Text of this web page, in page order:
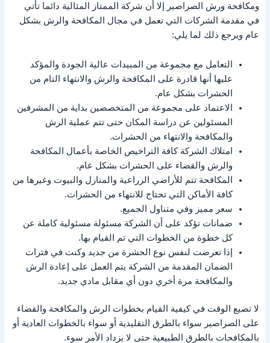
ومكافحة ورش الصراصير إلا أن شركة الممتاز المثالية دائما تأتي
في مقدمة الشركات التي تعمل في مجال المكافحة والرش بشكل
عام ويرجع ذلك لما يلي:
التعامل مع مجموعة من المبيدات عالية الجودة والمؤكد
عليها أنها قادرة على المكافحة والرش والانتهاء التام من
الحشرات بشكل عام.
الاعتماد على مجموعة من المتخصصين بداية من المشرفين
المسئولين عن دراسة المكان حتى تتم عملية الرش
والمكافحة والانتهاء من الحشرات.
امتلاك الشركة كافة التراخيص الخاصة بأعمال المكافحة
والرش والقضاء على الحشرات بشكل عام.
المكافحة تتم للأراضي الزراعية والمنازل والبيوت وغيرها من
كافة الأماكن التي تحتاج للانتهاء من الحشرات.
سعر مميز وفي متناول الجميع.
ضمانات تؤكد على أن الشركة مسئولة مسئولية كاملة عن
كل خطوة من الخطوات التي تم القيام بها.
إذا تعرضت لنفس نوع الحشرة من جديد وكنت في فترات
الضمان المقدمة من الشركة يتم العمل على إعادة الرش
والمكافحة مرة أخري دون أي مقابل مادي جديد.
لا تضيع الوقت في كيفية القيام بخطوات الرش والمكافحة والقضاء
على الصراصير سواء بالطرق التقليدية أو سواء بالخطوات العادية أو
بالمكافحات بالطرق الطبيعية حتى لا يزداد الأمر سوء.